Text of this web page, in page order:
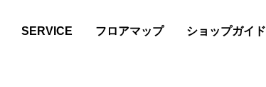
SERVICE フロアマップ ショップガイド